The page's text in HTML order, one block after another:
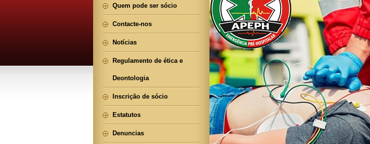
Quem pode ser sócio
Contacte-nos
Notícias
Regulamento de ética e
Deontologia
Inscrição de sócio
Estatutos
Denuncias